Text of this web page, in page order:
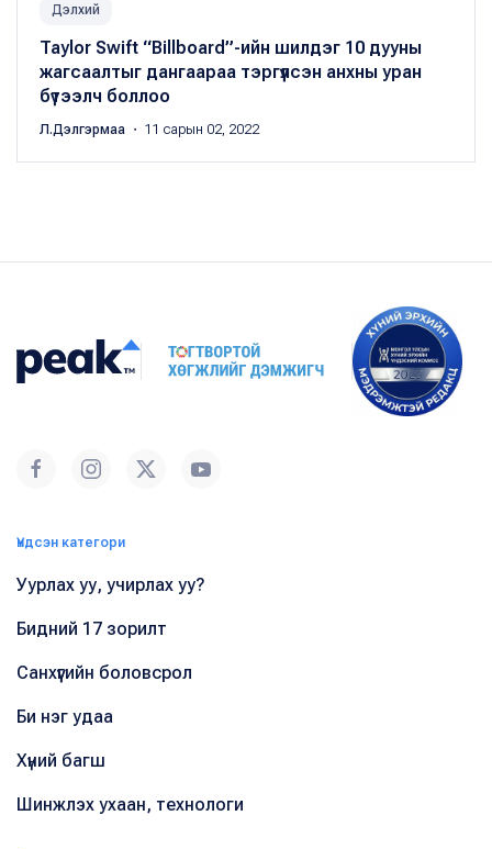
Дэлхий
Taylor Swift “Billboard”-ийн шилдэг 10 дууны
жагсаалтыг дангаараа тэргүүлсэн анхны уран
бүтээлч боллоо
Л.Дэлгэрмаа ・ 11 сарын 02, 2022
Үндсэн категори
Уурлах уу, учирлах уу?
Бидний 17 зорилт
Санхүүгийн боловсрол
Би нэг удаа
Хүний багш
Шинжлэх ухаан, технологи